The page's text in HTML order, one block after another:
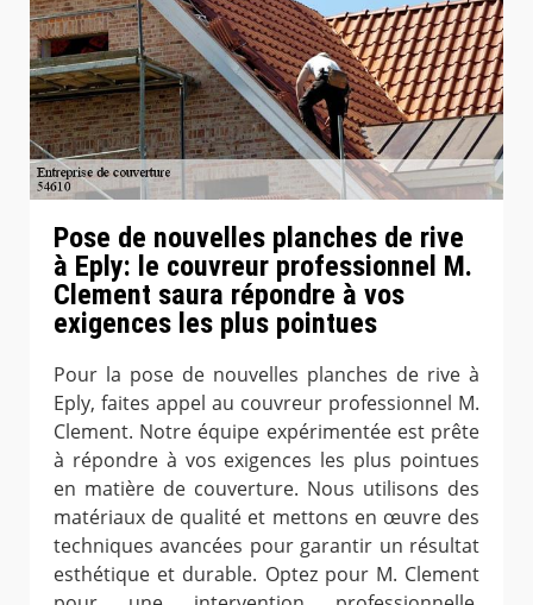
Pose de nouvelles planches de rive
à Eply: le couvreur professionnel M.
Clement saura répondre à vos
exigences les plus pointues
Pour la pose de nouvelles planches de rive à
Eply, faites appel au couvreur professionnel M.
Clement. Notre équipe expérimentée est prête
à répondre à vos exigences les plus pointues
en matière de couverture. Nous utilisons des
matériaux de qualité et mettons en œuvre des
techniques avancées pour garantir un résultat
esthétique et durable. Optez pour M. Clement